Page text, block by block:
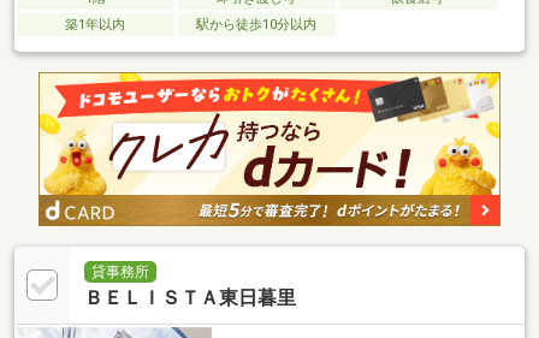
築1年以内
駅から徒歩10分以内
貸事務所
ＢＥＬＩＳＴＡ東日暮里